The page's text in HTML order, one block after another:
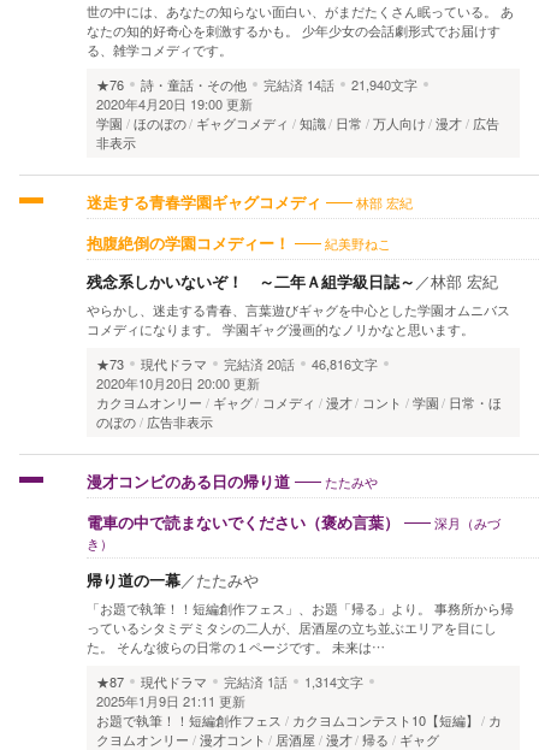
世の中には、あなたの知らない面白い、がまだたくさん眠っている。 あ
なたの知的好奇心を刺激するかも。 少年少女の会話劇形式でお届けす
る、雑学コメディです。
★76
詩・童話・その他 完結済 14話
21,940文字
2020年4月20日 19:00 更新
学園
ほのぼの ギャグコメディ 知識 日常 万人向け 漫才
広告
非表示
迷走する青春学園ギャグコメディ 林部 宏紀
抱腹絶倒の学園コメディー！ 紀美野ねこ
残念系しかいないぞ！ ～二年Ａ組学級日誌～ ／林部 宏紀
やらかし、迷走する青春、言葉遊びギャグを中心とした学園オムニバス
コメディになります。 学園ギャグ漫画的なノリかなと思います。
★73
現代ドラマ 完結済20話
46,816文字
2020年10月20日 20:00 更新
カクヨムオンリー
ギャグ コメディ 漫才 コント 学園
日常・ほ
のぼの
広告非表示
漫才コンビのある日の帰り道 たたみや
電車の中で読まないでください（褒め言葉）
深月（みづ
き）
帰り道の一幕／たたみや
「お題で執筆！！短編創作フェス」、お題「帰る」より。 事務所から帰
っているシタミデミタシの二人が、居酒屋の立ち並ぶエリアを目にし
た。 そんな彼らの日常の１ページです。 未来は…
★87
現代ドラマ 完結済 1話
1,314文字
2025年1月9日 21:11 更新
お題で執筆！！短編創作フェス
カクヨムコンテスト10【短編】
カ
クヨムオンリー
漫才コント 居酒屋 漫才 帰る ギャグ